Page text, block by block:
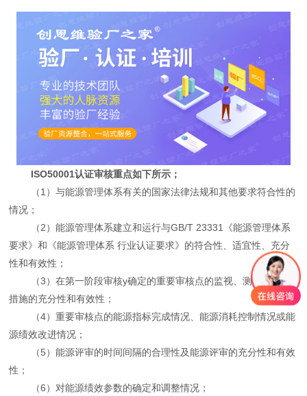
ISO50001认证审核重点如下所示；
（1）与能源管理体系有关的国家法律法规和其他要求符合性的
情况；
（2）能源管理体系建立和运行与GB/T 23331《能源管理体系
要求》和《能源管理体系 行业认证要求》的符合性、适宜性、充分
性和有效性；
（3）在第一阶段审核y确定的重要审核点的监视、测量和控制
措施的充分性和有效性；
（4）重要审核点的能源指标完成情况、能源消耗控制情况或能
源绩效改进情况；
（5）能源评审的时间间隔的合理性及能源评审的充分性和有效
性；
（6）对能源绩效参数的确定和调整情况；